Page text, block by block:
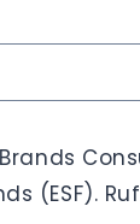
(ESF).